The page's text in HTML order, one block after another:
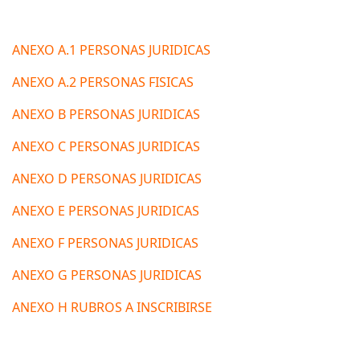
ANEXO A.1 PERSONAS JURIDICAS
ANEXO A.2 PERSONAS FISICAS
ANEXO B PERSONAS JURIDICAS
ANEXO C PERSONAS JURIDICAS
ANEXO D PERSONAS JURIDICAS
ANEXO E PERSONAS JURIDICAS
ANEXO F PERSONAS JURIDICAS
ANEXO G PERSONAS JURIDICAS
ANEXO H RUBROS A INSCRIBIRSE